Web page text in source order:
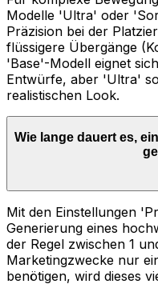
Modelle 'Ultra' oder
Präzision bei der
flüssigere Übergänge
'Base'-Modell eignet
Entwürfe, aber 'Ultra'
realistischen Look.
Wie lange dauert es,
Mit den Einstellungen
Generierung eines
der Regel zwischen 1
Marketingzwecke nur
benötigen, wird dieses